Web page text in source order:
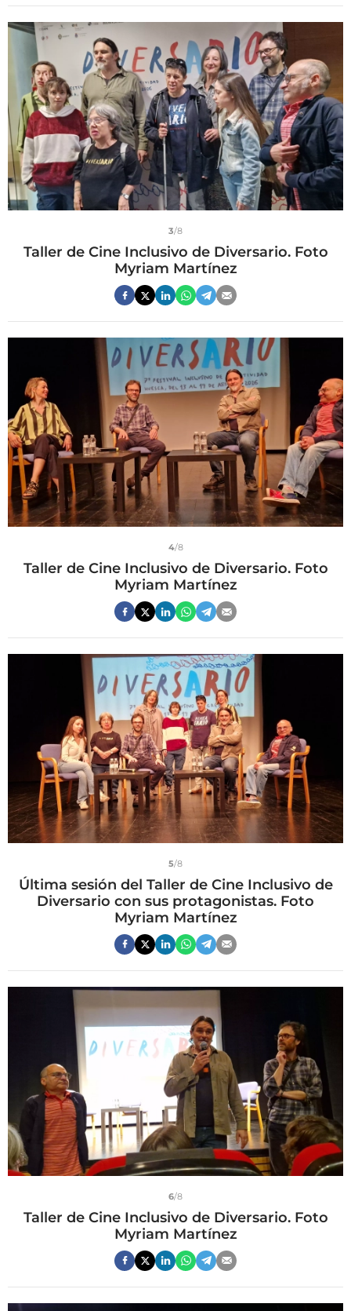
3/8
Taller de Cine Inclusivo de Diversario. Foto
Myriam Martínez
4/8
Taller de Cine Inclusivo de Diversario. Foto
Myriam Martínez
5/8
Última sesión del Taller de Cine Inclusivo de
Diversario con sus protagonistas. Foto
Myriam Martínez
6/8
Taller de Cine Inclusivo de Diversario. Foto
Myriam Martínez